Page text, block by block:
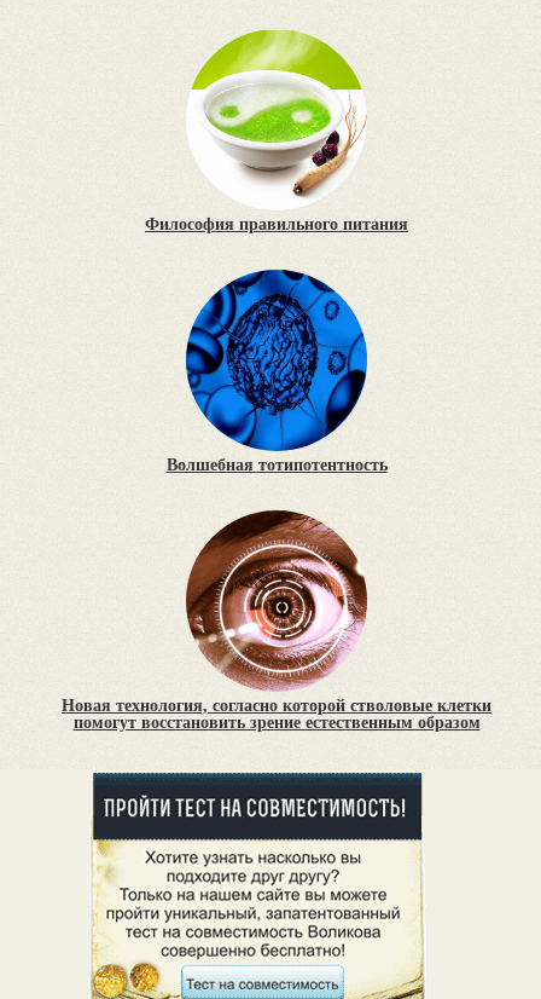
Философия правильного питания
Волшебная тотипотентность
Новая технология, согласно которой стволовые клетки
помогут восстановить зрение естественным образом